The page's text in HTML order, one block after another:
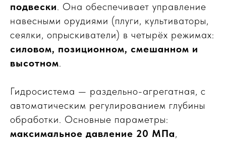
подвески. Она обеспечивает управление
навесными орудиями (плуги, культиваторы,
сеялки, опрыскиватели) в четырёх режимах:
силовом, позиционном, смешанном и
высотном.
Гидросистема — раздельно-агрегатная, с
автоматическим регулированием глубины
обработки. Основные параметры:
максимальное давление 20 МПа,